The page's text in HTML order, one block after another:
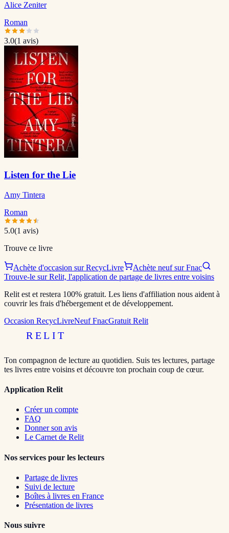
Alice Zeniter
Roman
3.0(1 avis)
Listen for the Lie
Amy Tintera
Roman
5.0(1 avis)
Trouve ce livre
Achète d'occasion sur RecycLivre
Achète neuf sur Fnac
Trouve-le sur Relit, l'application de partage de livres entre voisins
Relit est et restera 100% gratuit. Les liens d'affiliation nous aident à
couvrir les frais d'hébergement et de développement.
Occasion RecycLivreNeuf FnacGratuit Relit
RELIT
Ton compagnon de lecture au quotidien. Suis tes lectures, partage
tes livres entre voisins et découvre ton prochain coup de cœur.
Application Relit
Créer un compte
FAQ
Donner son avis
Le Carnet de Relit
Nos services pour les lecteurs
Partage de livres
Suivi de lecture
Boîtes à livres en France
Présentation de livres
Nous suivre